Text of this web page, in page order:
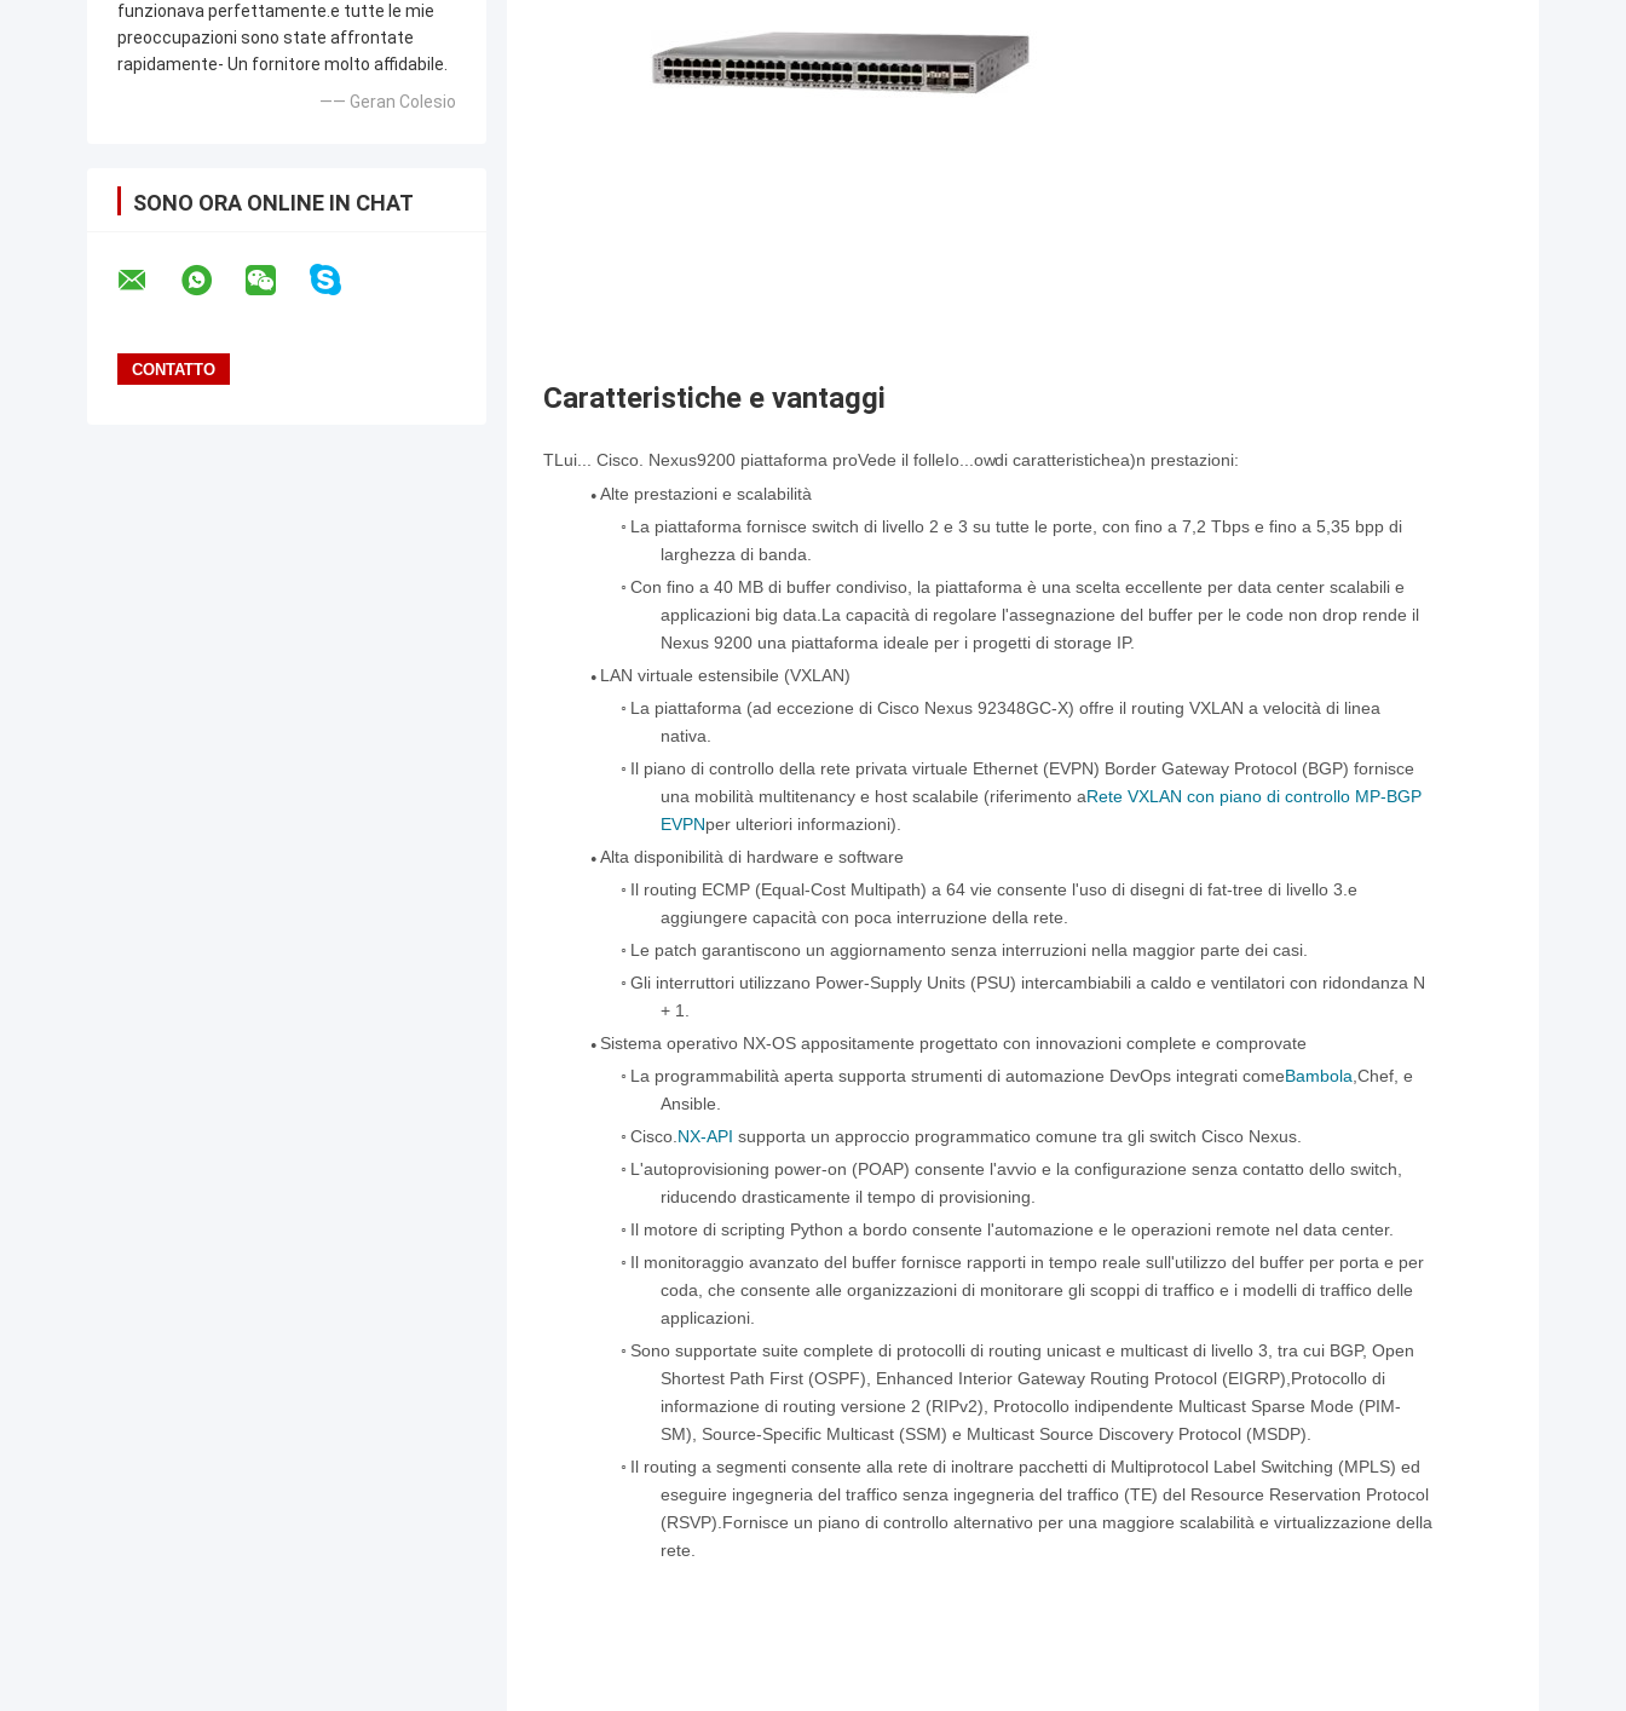
funzionava perfettamente.e tutte le mie
preoccupazioni sono state affrontate
rapidamente- Un fornitore molto affidabile.
—— Geran Colesio
SONO ORA ONLINE IN CHAT
Caratteristiche e vantaggi
TLui... Cisco. Nexus9200 piattaforma proVede il folleIo...owdi caratteristichea)n prestazioni:
● Alte prestazioni e scalabilità
◦ La piattaforma fornisce switch di livello 2 e 3 su tutte le porte, con fino a 7,2 Tbps e fino a 5,35 bpp di
larghezza di banda.
◦ Con fino a 40 MB di buffer condiviso, la piattaforma è una scelta eccellente per data center scalabili e
applicazioni big data.La capacità di regolare l'assegnazione del buffer per le code non drop rende il
Nexus 9200 una piattaforma ideale per i progetti di storage IP.
● LAN virtuale estensibile (VXLAN)
◦ La piattaforma (ad eccezione di Cisco Nexus 92348GC-X) offre il routing VXLAN a velocità di linea
nativa.
◦ Il piano di controllo della rete privata virtuale Ethernet (EVPN) Border Gateway Protocol (BGP) fornisce
una mobilità multitenancy e host scalabile (riferimento aRete VXLAN con piano di controllo MP-BGP
EVPNper ulteriori informazioni).
● Alta disponibilità di hardware e software
◦ Il routing ECMP (Equal-Cost Multipath) a 64 vie consente l'uso di disegni di fat-tree di livello 3.e
aggiungere capacità con poca interruzione della rete.
◦ Le patch garantiscono un aggiornamento senza interruzioni nella maggior parte dei casi.
◦ Gli interruttori utilizzano Power-Supply Units (PSU) intercambiabili a caldo e ventilatori con ridondanza N
+ 1.
● Sistema operativo NX-OS appositamente progettato con innovazioni complete e comprovate
◦ La programmabilità aperta supporta strumenti di automazione DevOps integrati comeBambola,Chef, e
Ansible.
◦ Cisco.NX-API supporta un approccio programmatico comune tra gli switch Cisco Nexus.
◦ L'autoprovisioning power-on (POAP) consente l'avvio e la configurazione senza contatto dello switch,
riducendo drasticamente il tempo di provisioning.
◦ Il motore di scripting Python a bordo consente l'automazione e le operazioni remote nel data center.
◦ Il monitoraggio avanzato del buffer fornisce rapporti in tempo reale sull'utilizzo del buffer per porta e per
coda, che consente alle organizzazioni di monitorare gli scoppi di traffico e i modelli di traffico delle
applicazioni.
◦ Sono supportate suite complete di protocolli di routing unicast e multicast di livello 3, tra cui BGP, Open
Shortest Path First (OSPF), Enhanced Interior Gateway Routing Protocol (EIGRP),Protocollo di
informazione di routing versione 2 (RIPv2), Protocollo indipendente Multicast Sparse Mode (PIM-
SM), Source-Specific Multicast (SSM) e Multicast Source Discovery Protocol (MSDP).
◦ Il routing a segmenti consente alla rete di inoltrare pacchetti di Multiprotocol Label Switching (MPLS) ed
eseguire ingegneria del traffico senza ingegneria del traffico (TE) del Resource Reservation Protocol
(RSVP).Fornisce un piano di controllo alternativo per una maggiore scalabilità e virtualizzazione della
rete.